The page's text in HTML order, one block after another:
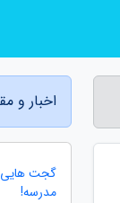
اخبار و
گجت هایی
مدرسه!